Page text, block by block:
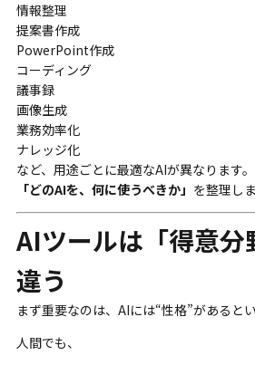
情報整理
提案書作成
PowerPoint作成
コーディング
議事録
画像生成
業務効率化
ナレッジ化
など、用途ごとに最適なAIが異なります
「どのAIを、何に使うべきか」 を整理しま
AIツールは「得意分
違う
まず重要なのは、AIには“性格”があるとい
人間でも、